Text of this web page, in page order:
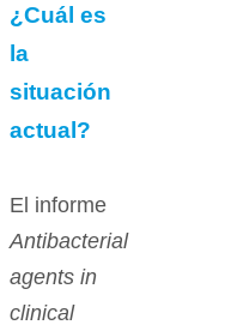
¿Cuál es
la
situación
actual?
El informe
Antibacterial
agents in
clinical